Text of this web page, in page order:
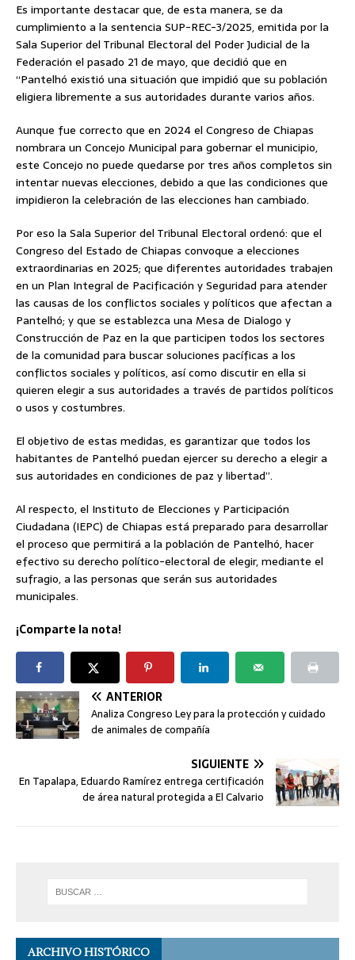
Es importante destacar que, de esta manera, se da
cumplimiento a la sentencia SUP-REC-3/2025, emitida por la
Sala Superior del Tribunal Electoral del Poder Judicial de la
Federación el pasado 21 de mayo, que decidió que en
“Pantelhó existió una situación que impidió que su población
eligiera libremente a sus autoridades durante varios años.
Aunque fue correcto que en 2024 el Congreso de Chiapas
nombrara un Concejo Municipal para gobernar el municipio,
este Concejo no puede quedarse por tres años completos sin
intentar nuevas elecciones, debido a que las condiciones que
impidieron la celebración de las elecciones han cambiado.
Por eso la Sala Superior del Tribunal Electoral ordenó: que el
Congreso del Estado de Chiapas convoque a elecciones
extraordinarias en 2025; que diferentes autoridades trabajen
en un Plan Integral de Pacificación y Seguridad para atender
las causas de los conflictos sociales y políticos que afectan a
Pantelhó; y que se establezca una Mesa de Dialogo y
Construcción de Paz en la que participen todos los sectores
de la comunidad para buscar soluciones pacíficas a los
conflictos sociales y políticos, así como discutir en ella si
quieren elegir a sus autoridades a través de partidos políticos
o usos y costumbres.
El objetivo de estas medidas, es garantizar que todos los
habitantes de Pantelhó puedan ejercer su derecho a elegir a
sus autoridades en condiciones de paz y libertad”.
Al respecto, el Instituto de Elecciones y Participación
Ciudadana (IEPC) de Chiapas está preparado para desarrollar
el proceso que permitirá a la población de Pantelhó, hacer
efectivo su derecho político-electoral de elegir, mediante el
sufragio, a las personas que serán sus autoridades
municipales.
¡Comparte la nota!
ANTERIOR
Analiza Congreso Ley para la protección y cuidado
de animales de compañía
SIGUIENTE
En Tapalapa, Eduardo Ramírez entrega certificación
de área natural protegida a El Calvario
ARCHIVO HISTÓRICO